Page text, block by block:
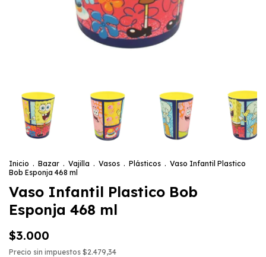
Inicio . Bazar . Vajilla . Vasos . Plásticos . Vaso Infantil Plastico
Bob Esponja 468 ml
Vaso Infantil Plastico Bob
Esponja 468 ml
$3.000
Precio sin impuestos $2.479,34